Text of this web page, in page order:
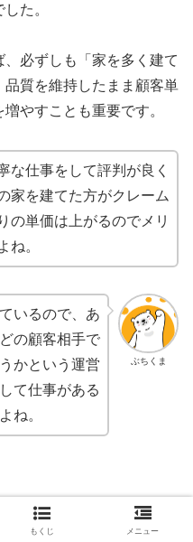
た。
必ずしも「家を多く建て
質を維持したまま顧客単
やすことも重要です。
な仕事をして評判が良く
家を建てた方がクレーム
の単価は上がるのでメリ
ね。
ぶちくま
いるので、あ
の顧客相手で
かという運営
て仕事がある
ね。
タッフ人数は「情報な
もくじ メニュー